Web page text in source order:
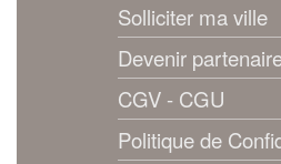
Solliciter ma ville
Devenir
CGV - CGU
Politique de